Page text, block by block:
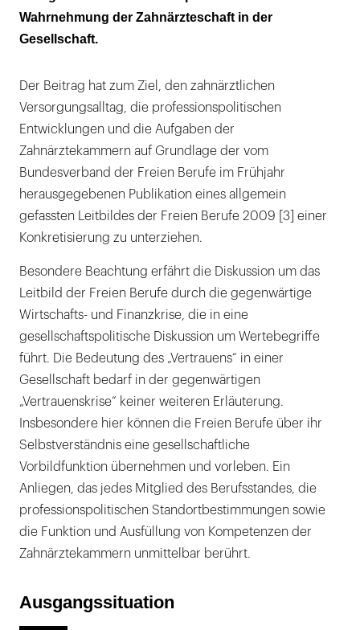
Leistungserbringung im Team unterstützen
Wahrnehmung der Zahnärzteschaft in der
Gesellschaft.
Der Beitrag hat zum Ziel, den zahnärztlichen
Versorgungsalltag, die professionspolitischen
Entwicklungen und die Aufgaben der
Zahnärztekammern auf Grundlage der vom
Bundesverband der Freien Berufe im Frühjahr
herausgegebenen Publikation eines allgemein
gefassten Leitbildes der Freien Berufe 2009 [3] einer
Konkretisierung zu unterziehen.
Besondere Beachtung erfährt die Diskussion um das
Leitbild der Freien Berufe durch die gegenwärtige
Wirtschafts- und Finanzkrise, die in eine
gesellschaftspolitische Diskussion um Wertebegriffe
führt. Die Bedeutung des „Vertrauens“ in einer
Gesellschaft bedarf in der gegenwärtigen
„Vertrauenskrise“ keiner weiteren Erläuterung.
Insbesondere hier können die Freien Berufe über ihr
Selbstverständnis eine gesellschaftliche
Vorbildfunktion übernehmen und vorleben. Ein
Anliegen, das jedes Mitglied des Berufsstandes, die
professionspolitischen Standortbestimmungen sowie
die Funktion und Ausfüllung von Kompetenzen der
Zahnärztekammern unmittelbar berührt.
Ausgangssituation